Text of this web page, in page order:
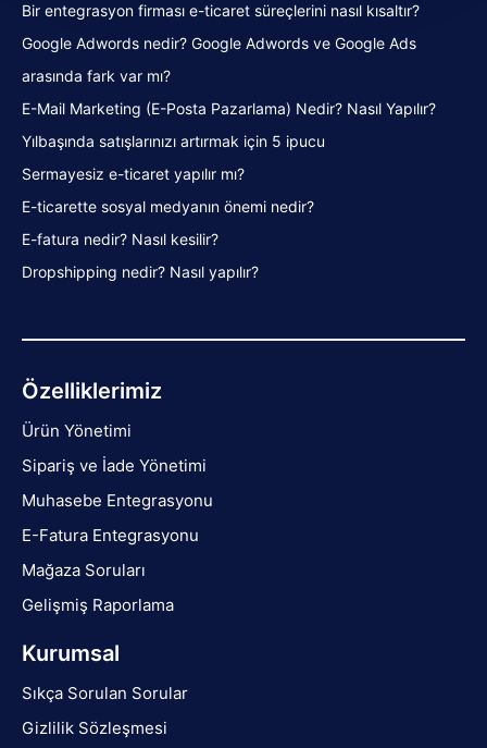
Bir entegrasyon firması e-ticaret süreçlerini nasıl kısaltır?
Google Adwords nedir? Google Adwords ve Google Ads
arasında fark var mı?
E-Mail Marketing (E-Posta Pazarlama) Nedir? Nasıl Yapılır?
Yılbaşında satışlarınızı artırmak için 5 ipucu
Sermayesiz e-ticaret yapılır mı?
E-ticarette sosyal medyanın önemi nedir?
E-fatura nedir? Nasıl kesilir?
Dropshipping nedir? Nasıl yapılır?
Özelliklerimiz
Ürün Yönetimi
Sipariş ve İade Yönetimi
Muhasebe Entegrasyonu
E-Fatura Entegrasyonu
Mağaza Soruları
Gelişmiş Raporlama
Kurumsal
Sıkça Sorulan Sorular
Gizlilik Sözleşmesi